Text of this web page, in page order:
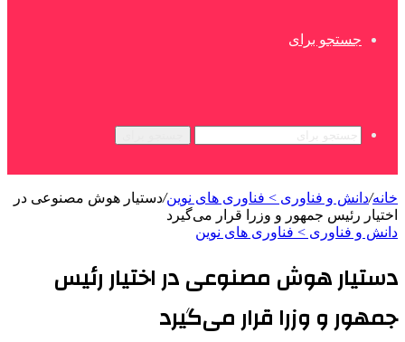
جستجو برای
خانه/دانش و فناوری > فناوری های نوین/دستیار هوش مصنوعی در
اختیار رئیس جمهور و وزرا قرار می‌گیرد
دانش و فناوری > فناوری های نوین
دستیار هوش مصنوعی در اختیار رئیس
جمهور و وزرا قرار می‌گیرد